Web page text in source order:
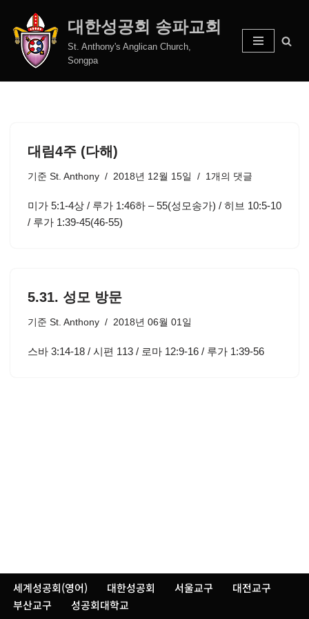
콘
대한성공회 송파교회
St. Anthony's Anglican Church,
Songpa
대림4주 (다해)
기준 St. Anthony 2018년 12월 15일 1개의 댓글
미가 5:1-4상 / 루가 1:46하 – 55(성모송가) / 히브 10:5-10
/ 루가 1:39-45(46-55)
5.31. 성모 방문
기준 St. Anthony 2018년 06월 01일
스바 3:14-18 / 시편 113 / 로마 12:9-16 / 루가 1:39-56
세계성공회(영어) 대한성공회 서울교구
대전교구
부산교구
성공회대학교